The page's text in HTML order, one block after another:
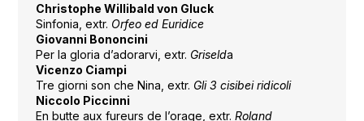
Christophe Willibald von Gluck
Sinfonia, extr. Orfeo ed Euridice
Giovanni Bononcini
Per la gloria d’adorarvi, extr. Griselda
Vicenzo Ciampi
Tre giorni son che Nina, extr. Gli 3 cisibei ridicoli
Niccolo Piccinni
En butte aux fureurs de l’orage, extr. Roland